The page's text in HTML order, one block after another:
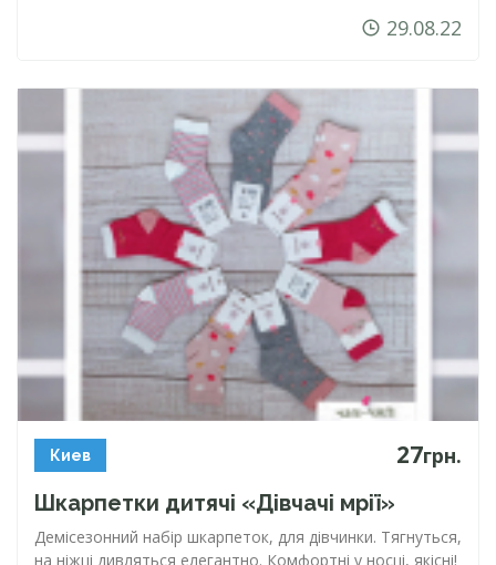
29.08.22
Киев 27грн.
Шкарпетки дитячі «Дівчачі мрії»
Демісезонний набір шкарпеток, для дівчинки. Тягнуться,
на ніжці дивляться елегантно. Комфортні у носці, якісні!